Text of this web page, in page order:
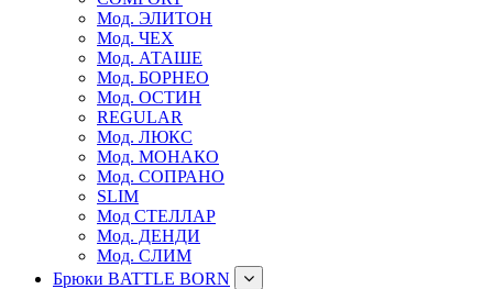
Мод. ЭЛИТОН
Мод. ЧЕХ
Мод. АТАШЕ
Мод. БОРНЕО
Мод. ОСТИН
REGULAR
Мод. ЛЮКС
Мод. МОНАКО
Мод. СОПРАНО
SLIM
Мод СТЕЛЛАР
Мод. ДЕНДИ
Мод. СЛИМ
Брюки BATTLE BORN